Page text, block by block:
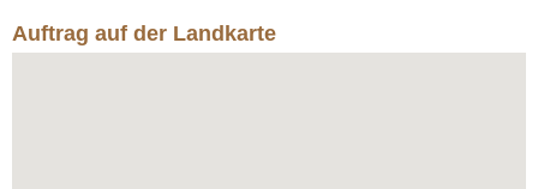
Auftrag auf der Landkarte